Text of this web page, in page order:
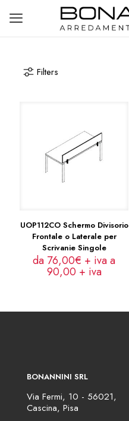
Filters
UOP112CO Schermo Divisorio
Frontale o Laterale per
Scrivanie Singole
da 76,00€ + iva a
90,00 + iva
BONANNINI SRL
Via Fermi, 10 - 56021,
Cascina, Pisa